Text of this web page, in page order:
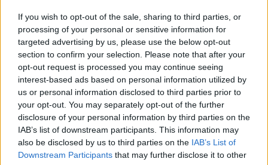
If you wish to opt-out of the sale, sharing to third parties, or
processing of your personal or sensitive information for
targeted advertising by us, please use the below opt-out
section to confirm your selection. Please note that after your
opt-out request is processed you may continue seeing
interest-based ads based on personal information utilized by
us or personal information disclosed to third parties prior to
your opt-out. You may separately opt-out of the further
disclosure of your personal information by third parties on the
IAB’s list of downstream participants. This information may
also be disclosed by us to third parties on the IAB’s List of
Downstream Participants that may further disclose it to other